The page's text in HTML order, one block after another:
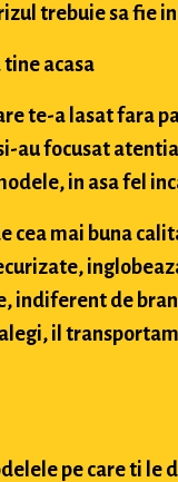
trebuie sa fie
acasa
te-a lasat fara
au focusat
in asa fel
mai buna
indiferent de
il
pe care ti le